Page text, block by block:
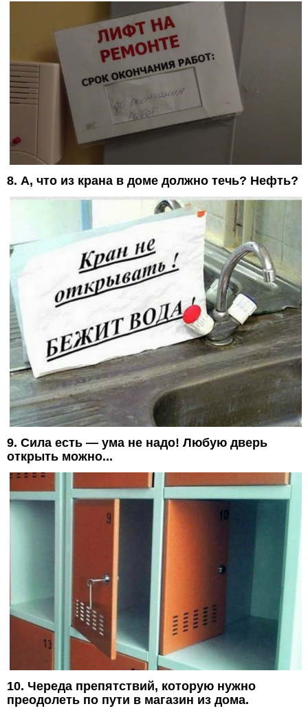
8. А, что из крана в доме должно течь? Нефть?
9. Сила есть — ума не надо! Любую дверь
открыть можно...
10. Череда препятствий, которую нужно
преодолеть по пути в магазин из дома.